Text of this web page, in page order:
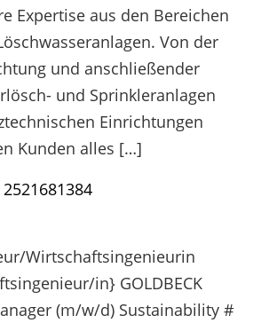
Expertise aus den Bereichen
Von der
und anschließender
und Sprinkleranlagen
Einrichtungen
Kunden alles […]
Wirtschaftsingenieurin
in} GOLDBECK
(m/w/d) Sustainability #